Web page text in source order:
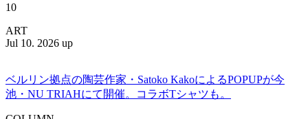
10
ART
Jul 10. 2026 up
ベルリン拠点の陶芸作家・Satoko KakoによるPOPUPが今
池・NU TRIAHにて開催。コラボTシャツも。